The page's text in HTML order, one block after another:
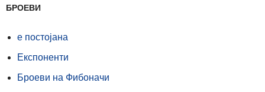
БРОЕВИ
е постојана
Експоненти
Броеви на Фибоначи